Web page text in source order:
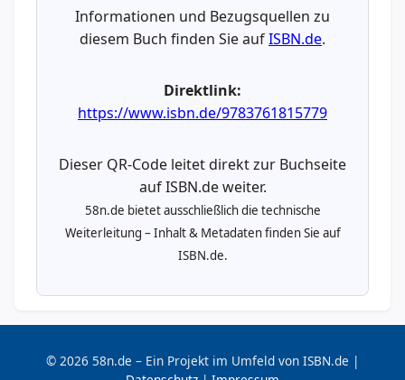
Informationen und Bezugsquellen zu
diesem Buch finden Sie aufISBN.de.
Direktlink:
https://www.isbn.de/9783761815779
Dieser QR-Code leitet direkt zur Buchseite
auf ISBN.de weiter.
58n.de bietet ausschließlich die technische
Weiterleitung – Inhalt & Metadaten finden Sie auf
ISBN.de.
© 2026 58n.de – Ein Projekt im Umfeld von ISBN.de |